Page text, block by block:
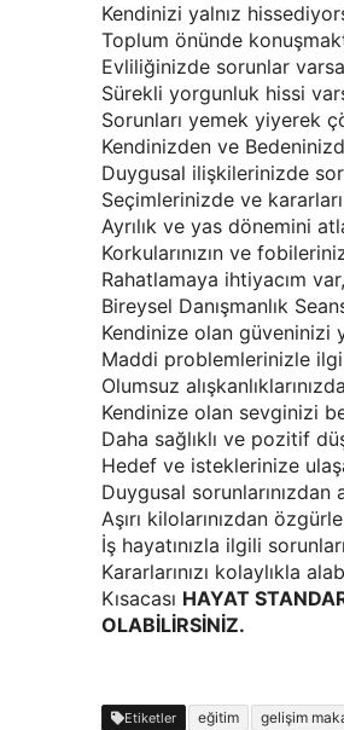
Kendinizi yalnız
Toplum önünde
Evliliğinizde sorunlar
Sürekli yorgunluk hissi
Sorunları yemek yiyerek
Kendinizden ve
Duygusal ilişkilerinizde
Seçimlerinizde ve
Ayrılık ve yas dönemini
Korkularınızın ve
Rahatlamaya ihtiyacım
Bireysel Danışmanlık
Kendinize olan güveninizi
Maddi problemlerinizle
Olumsuz
Kendinize olan sevginizi
Daha sağlıklı ve pozitif
Hedef ve isteklerinize
Duygusal sorunlarınızdan
Aşırı kilolarınızdan
İş hayatınızla ilgili
Kararlarınızı kolaylıkla
Kısacası HAYAT
OLABİLİRSİNİZ.
Etiketler eğitim gelişim